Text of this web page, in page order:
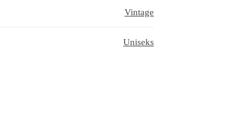
Vintage
Uniseks